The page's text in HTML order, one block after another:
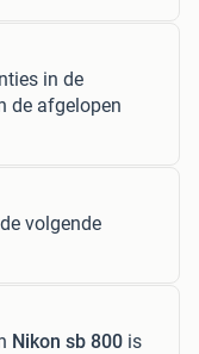
in de
de afgelopen
de volgende
Nikon sb 800 is